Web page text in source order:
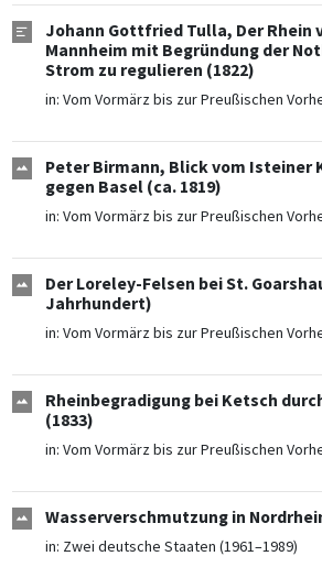
Johann Gottfried Tulla, Der Rhein
Mannheim mit Begründung der
Strom zu regulieren (1822)
in: Vom Vormärz bis zur Preußischen
Peter Birmann, Blick vom
gegen Basel (ca. 1819)
in: Vom Vormärz bis zur Preußischen
Der Loreley-Felsen bei St.
Jahrhundert)
in: Vom Vormärz bis zur Preußischen
Rheinbegradigung bei Ketsch
(1833)
in: Vom Vormärz bis zur Preußischen
Wasserverschmutzung in
in: Zwei deutsche Staaten (1961–1989)